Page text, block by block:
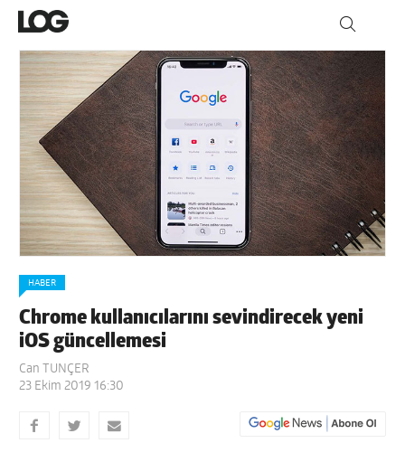
HABER
Chrome kullanıcılarını sevindirecek yeni
iOS güncellemesi
Can TUNÇER
23 Ekim 2019 16:30